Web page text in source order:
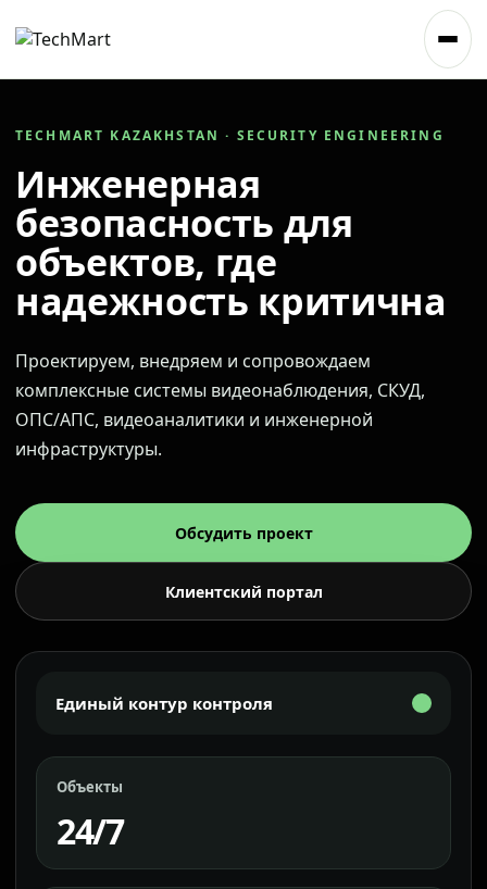
TECHMART KAZAKHSTAN · SECURITY ENGINEERING
Инженерная
безопасность для
объектов, где
надежность критична
Проектируем, внедряем и сопровождаем
комплексные системы видеонаблюдения, СКУД,
ОПС/АПС, видеоаналитики и инженерной
инфраструктуры.
Обсудить проект
Клиентский портал
Единый контур контроля
Объекты
24/7